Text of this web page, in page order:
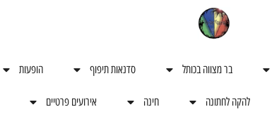
בר מצווה בכותל סדנאות תיפוף הופעות
להקה לחתונה חינה אירועים פרטיים